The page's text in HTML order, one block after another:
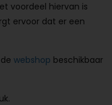
voordeel hiervan is
ervoor dat er een
webshop beschikbaar